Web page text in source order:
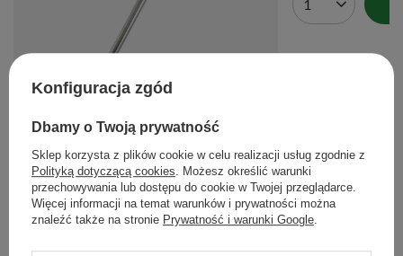
Ilość produktów
Ilość produktów
Konfiguracja zgód
Dbamy o Twoją prywatność
Sklep korzysta z plików cookie w celu realizacji usług zgodnie z
Polityką dotyczącą cookies. Możesz określić warunki
przechowywania lub dostępu do cookie w Twojej przeglądarce.
Więcej informacji na temat warunków i prywatności można
znaleźć także na stronie Prywatność i warunki Google.